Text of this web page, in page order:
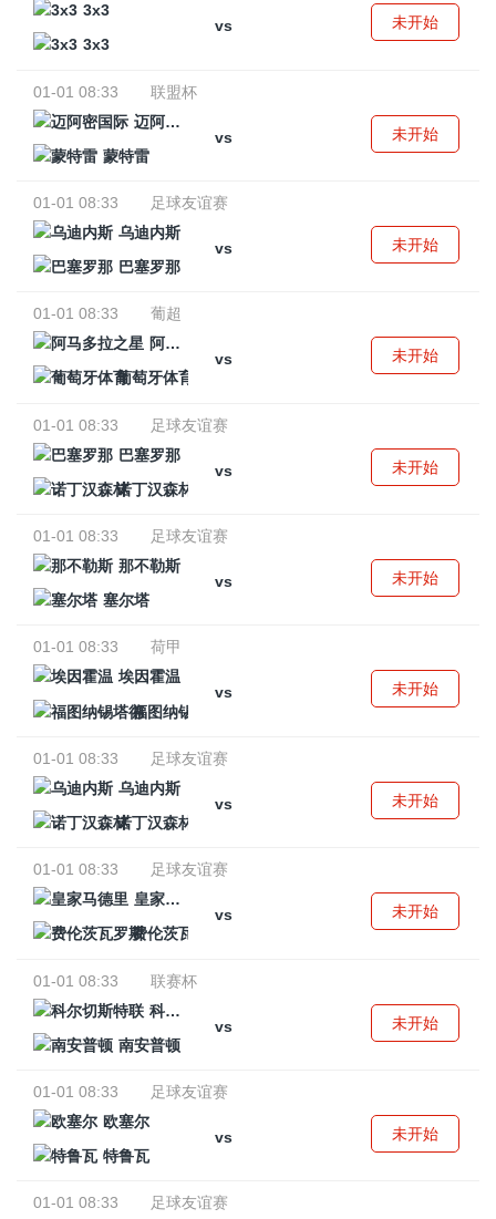
3x3
vs
3x3
未开始
01-01 08:33
联盟杯
迈阿密国际
vs
蒙特雷
未开始
01-01 08:33
足球友谊赛
乌迪内斯
vs
巴塞罗那
未开始
01-01 08:33
葡超
阿马多拉之星
vs
葡萄牙体育
未开始
01-01 08:33
足球友谊赛
巴塞罗那
vs
诺丁汉森林
未开始
01-01 08:33
足球友谊赛
那不勒斯
vs
塞尔塔
未开始
01-01 08:33
荷甲
埃因霍温
vs
福图纳锡塔德
未开始
01-01 08:33
足球友谊赛
乌迪内斯
vs
诺丁汉森林
未开始
01-01 08:33
足球友谊赛
皇家马德里
vs
费伦茨瓦罗斯
未开始
01-01 08:33
联赛杯
科尔切斯特联
vs
南安普顿
未开始
01-01 08:33
足球友谊赛
欧塞尔
vs
特鲁瓦
未开始
01-01 08:33
足球友谊赛